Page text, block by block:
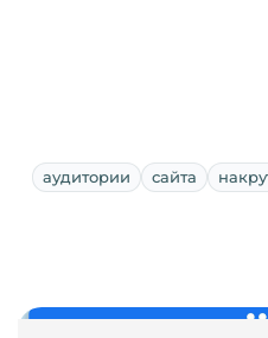
аудитории сайта